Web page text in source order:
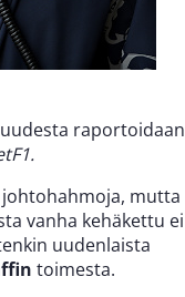
raportoidaan
mutta
vanha kehäkettu ei
uudenlaista
toimesta.